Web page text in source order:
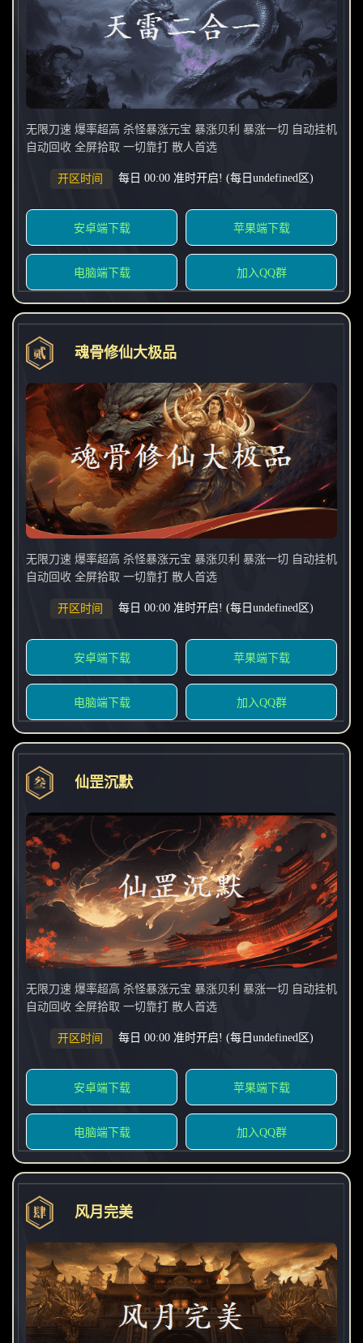
无限刀速 爆率超高 杀怪暴涨元宝 暴涨贝利 暴涨一切 自动挂机
自动回收 全屏拾取 一切靠打 散人首选
开区时间 每日 00:00 准时开启! (每日undefined区)
安卓端下载 苹果端下载
电脑端下载 加入QQ群
魂骨修仙大极品
无限刀速 爆率超高 杀怪暴涨元宝 暴涨贝利 暴涨一切 自动挂机
自动回收 全屏拾取 一切靠打 散人首选
开区时间 每日 00:00 准时开启! (每日undefined区)
安卓端下载 苹果端下载
电脑端下载 加入QQ群
仙罡沉默
无限刀速 爆率超高 杀怪暴涨元宝 暴涨贝利 暴涨一切 自动挂机
自动回收 全屏拾取 一切靠打 散人首选
开区时间 每日 00:00 准时开启! (每日undefined区)
安卓端下载 苹果端下载
电脑端下载 加入QQ群
风月完美